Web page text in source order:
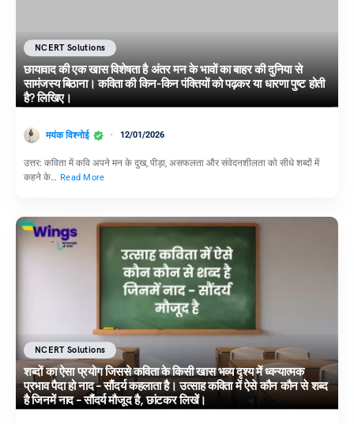
NCERT Solutions
छायावाद की एक खास विशेषता है अंतर मन के भावों का बाहर की दुनिया से
सामंजस्य बिठाना। कविता की किन-किन पंक्तियों को पढ़कर या धारणा पुष्ट होती
है? लिखिए।
मयंक विश्नोई 12/01/2026
उत्तर: कविता में कवि अपने मन के दुख, पीड़ा, असफलता और संवेदनशीलता को सीधे शब्दों में
कहने के… Read More
NCERT Solutions
शब्दों का ऐसा प्रयोग जिससे कविता के किसी खास भव्य दृश्य में ध्वन्यात्मक
प्रभाव पैदा हो नाद – सौंदर्य कहलाता है। उत्साह कविता में ऐसे कौन कौन से शब्द
है जिनमें नाद – सौंदर्य मौजूद है, छांटकर लिखें।